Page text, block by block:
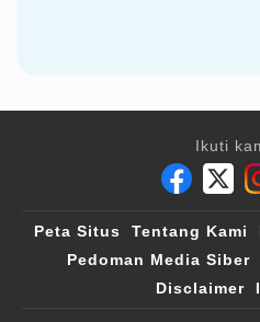
Ikuti
Peta Situs Tentang Kami
Pedoman Media Siber
Disclaimer